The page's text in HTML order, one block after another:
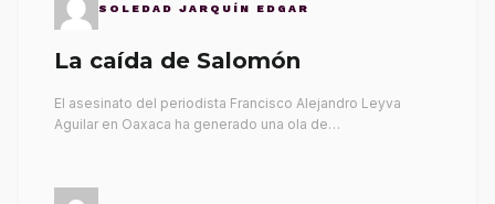
SOLEDAD JARQUÍN EDGAR
La caída de Salomón
El asesinato del periodista Francisco Alejandro Leyva
Aguilar en Oaxaca ha generado una ola de…